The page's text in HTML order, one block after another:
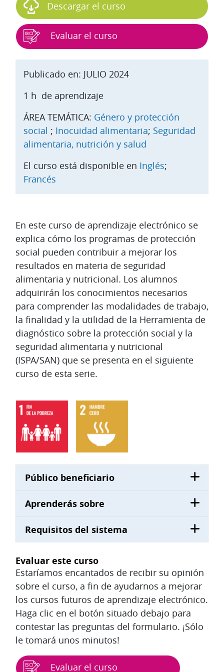
Diagrama de temas
En este curso de aprendizaje electrónico se
explica cómo los programas de protección
social pueden contribuir a mejorar los
resultados en materia de seguridad
alimentaria y nutricional. Los alumnos
adquirirán los conocimientos necesarios
para comprender las modalidades de trabajo,
la finalidad y la utilidad de la Herramienta de
diagnóstico sobre la protección social y la
seguridad alimentaria y nutricional
(ISPA/SAN) que se presenta en el siguiente
curso de esta serie.
Público beneficiario
Aprenderás sobre
Requisitos del sistema
Evaluar este curso
Estaríamos encantados de recibir su opinión
sobre el curso, a fin de ayudarnos a mejorar
los cursos futuros de aprendizaje electrónico.
Haga clic en el botón situado debajo para
contestar las preguntas del formulario. ¡Sólo
le tomará unos minutos!
Evaluar el curso
Publicado en: JULIO 2024
1 h de aprendizaje
ÁREA TEMÁTICA: Género y protección
social ; Inocuidad alimentaria; Seguridad
alimentaria, nutrición y salud
El curso está disponible en Inglés;
Francés
Descargar el curso
Evaluar el curso